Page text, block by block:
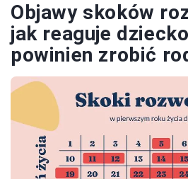
Objawy skoków
jak reaguje
powinien zrobić